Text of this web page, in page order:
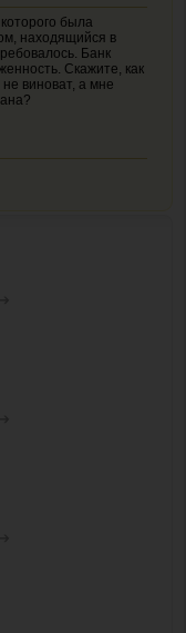
была
находящийся в
Банк
Скажите, как
виноват, а мне